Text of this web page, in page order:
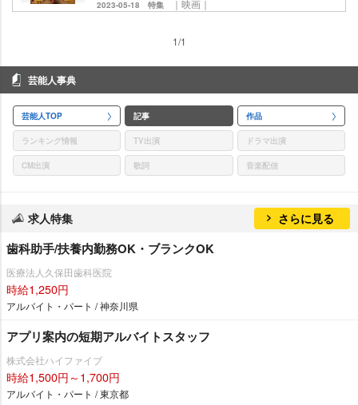
2023-05-18 特集 ｜映画｜
1/1
芸能人事典
芸能人TOP 記事 作品
ランキング情報 TV出演 ドラマ出演
CM出演 歌詞 音楽配信
求人特集 さらに見る
歯科助手/扶養内勤務OK・ブランクOK
医療法人久保田歯科医院
時給1,250円
アルバイト・パート / 神奈川県
アプリ案内の短期アルバイトスタッフ
株式会社ハイファイブ
時給1,500円～1,700円
アルバイト・パート / 東京都